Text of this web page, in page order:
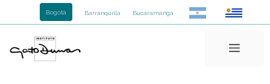
Bogotá Barranquilla Bucaramanga
Menú